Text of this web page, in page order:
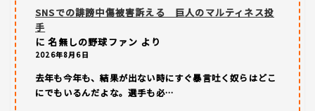
SNSでの誹謗中傷被害訴える 巨人のマルティネス投
手
に名無しの野球ファン より
2026年8月6日
去年も今年も、結果が出ない時にすぐ暴言吐く奴らはどこ
にでもいるんだよな。選手も必…